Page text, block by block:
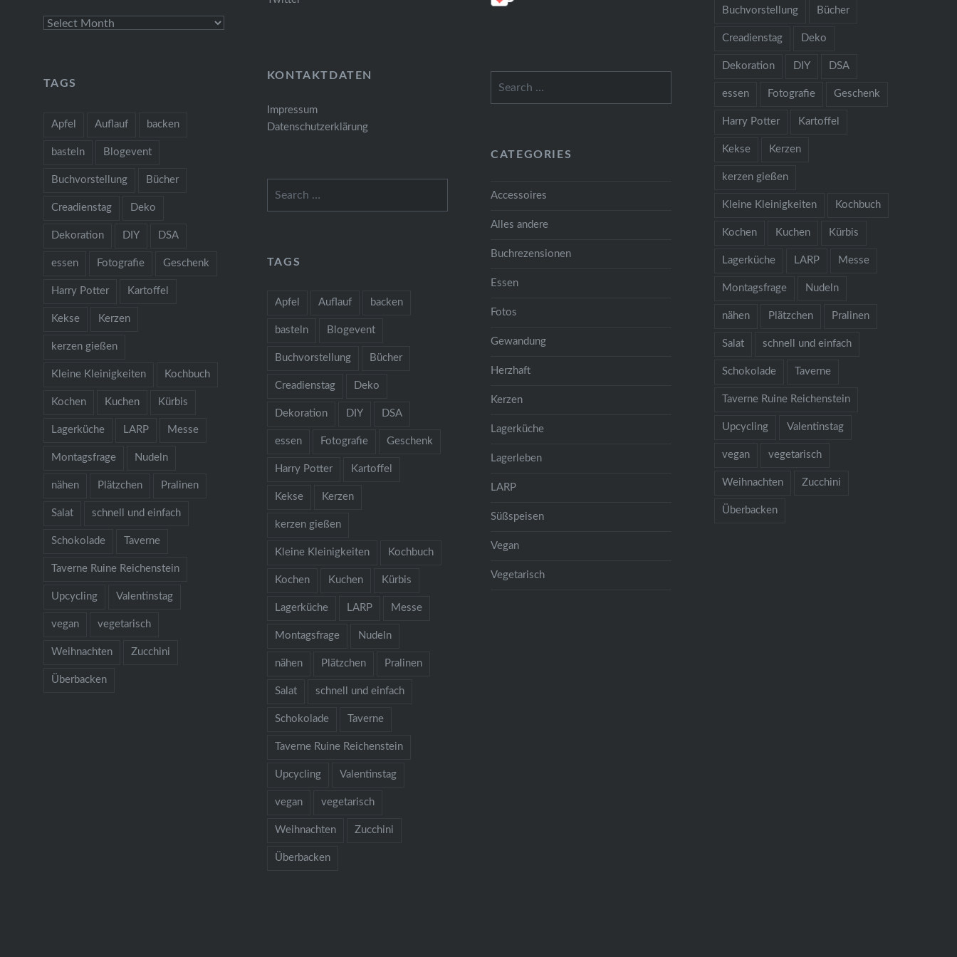
Buchvorstellung Bücher
Creadienstag Deko
Dekoration DIY DSA
essen Fotografie Geschenk
Harry Potter Kartoffel
Kekse Kerzen
kerzen gießen
Kleine Kleinigkeiten Kochbuch
Kochen Kuchen Kürbis
Lagerküche LARP Messe
Montagsfrage Nudeln
nähen Plätzchen Pralinen
Salat schnell und einfach
Schokolade Taverne
Taverne Ruine Reichenstein
Upcycling Valentinstag
vegan vegetarisch
Weihnachten Zucchini
Überbacken
Archives
KONTAKTDATEN
Impressum
Datenschutzerklärung
TAGS
Apfel Auflauf backen
basteln Blogevent
Buchvorstellung Bücher
Creadienstag Deko
Dekoration DIY DSA
essen Fotografie Geschenk
Harry Potter Kartoffel
Kekse Kerzen
kerzen gießen
Kleine Kleinigkeiten Kochbuch
Kochen Kuchen Kürbis
Lagerküche LARP Messe
Montagsfrage Nudeln
nähen Plätzchen Pralinen
Salat schnell und einfach
Schokolade Taverne
Taverne Ruine Reichenstein
Upcycling Valentinstag
vegan vegetarisch
Weihnachten Zucchini
Überbacken
CATEGORIES
Accessoires
Alles andere
Buchrezensionen
Essen
Fotos
Gewandung
Herzhaft
Kerzen
Lagerküche
Lagerleben
LARP
Süßspeisen
Vegan
Vegetarisch
TAGS
Apfel Auflauf backen
basteln Blogevent
Buchvorstellung Bücher
Creadienstag Deko
Dekoration DIY DSA
essen Fotografie Geschenk
Harry Potter Kartoffel
Kekse Kerzen
kerzen gießen
Kleine Kleinigkeiten Kochbuch
Kochen Kuchen Kürbis
Lagerküche LARP Messe
Montagsfrage Nudeln
nähen Plätzchen Pralinen
Salat schnell und einfach
Schokolade Taverne
Taverne Ruine Reichenstein
Upcycling Valentinstag
vegan vegetarisch
Weihnachten Zucchini
Überbacken